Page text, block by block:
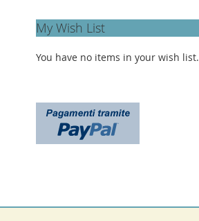
My Wish List
You have no items in your wish list.